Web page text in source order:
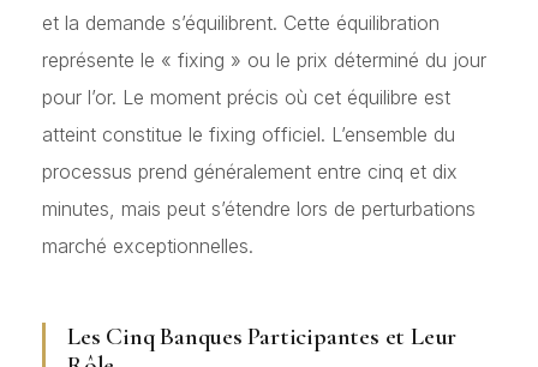
et la demande s’équilibrent. Cette équilibration
représente le « fixing » ou le prix déterminé du jour
pour l’or. Le moment précis où cet équilibre est
atteint constitue le fixing officiel. L’ensemble du
processus prend généralement entre cinq et dix
minutes, mais peut s’étendre lors de perturbations
marché exceptionnelles.
Les Cinq Banques Participantes et Leur